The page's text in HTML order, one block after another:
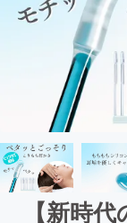
【新時